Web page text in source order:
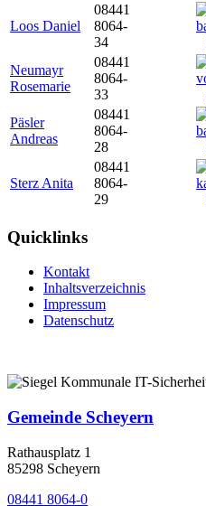
Loos Daniel
08441
8064-
34
Neumayr
Rosemarie
08441
8064-
33
Päsler
Andreas
08441
8064-
28
Sterz Anita
08441
8064-
29
Quicklinks
Kontakt
Inhaltsverzeichnis
Impressum
Datenschutz
Gemeinde Scheyern
Rathausplatz 1
85298 Scheyern
08441 8064-0